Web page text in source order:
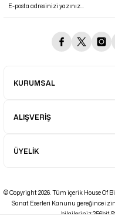
KURUMSAL
ALIŞVERİŞ
ÜYELİK
© Copyright 2026. Tüm içerik House Of
Sanat Eserleri Kanunu gereğince
bilgileriniz 256bit